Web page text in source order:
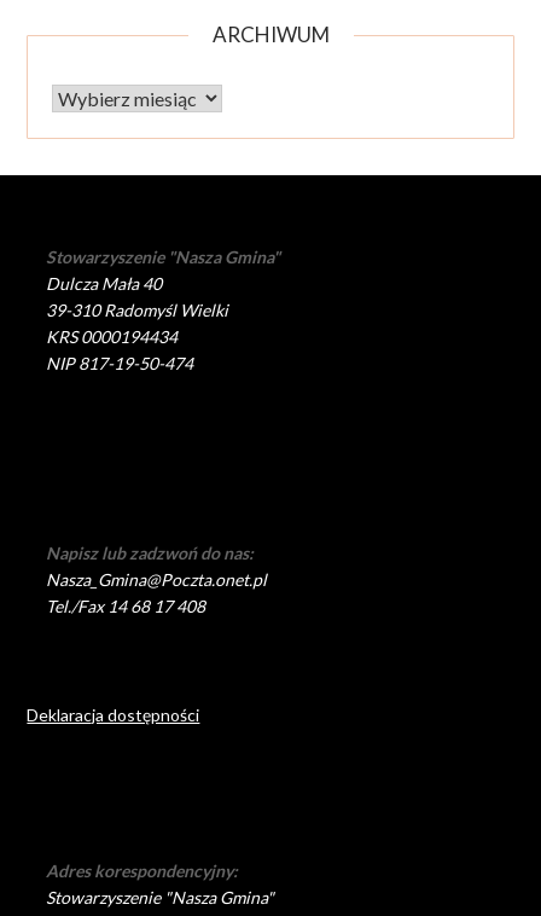
ARCHIWUM
Archiwum
Stowarzyszenie "Nasza Gmina"
Dulcza Mała 40
39-310 Radomyśl Wielki
KRS 0000194434
NIP 817-19-50-474
Napisz lub zadzwoń do nas:
Nasza_Gmina@Poczta.onet.pl
Tel./Fax 14 68 17 408
Deklaracja dostępności
Adres korespondencyjny:
Stowarzyszenie "Nasza Gmina"